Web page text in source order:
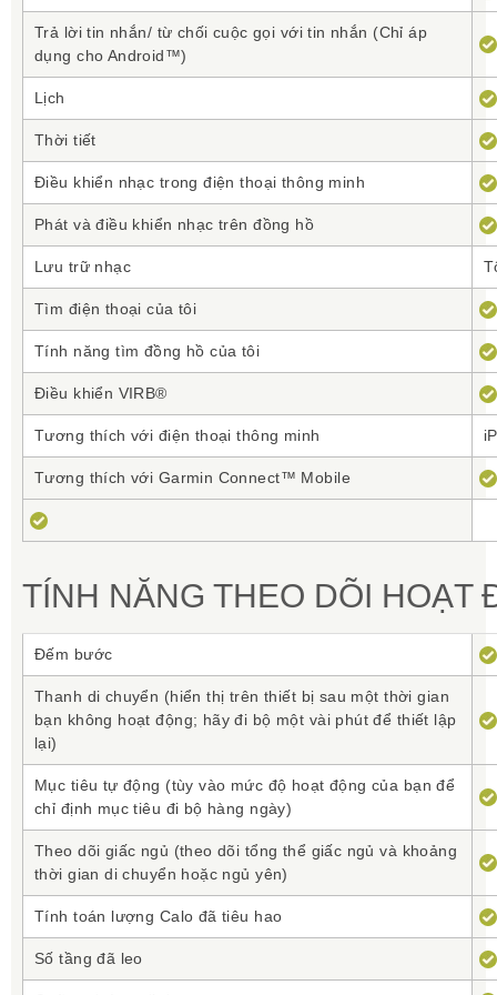
Nhịp Tim Đo Trên Cổ Tay
Trên cổ tay của bạn, công nghệ¹ nhịp tim của Elevate™ cho
phép bạn theo dõi nhịp tim mà không phải đeo trên ngực.
Ngoài việc đếm các bước và theo dõi giấc ngủ, đồng hồ sử
dụng nhịp tim để cung cấp lượng thông tin đốt cháy calo
và định lượng cường độ hoạt động thể dục của bạn. Nó
cũng đo sự thay đổi nhịp tim của bạn để tính điểm số căng
thẳng giúp bạn đánh giá mức độ hoạt động mà cơ thể bạn
đã sẵn sàng.
Một ít âm nhạc du lịch
Bây giờ với fēnix 5X Plus, bạn có thể thưởng thức các bài
hát không cần có điện thoại khi di chuyển, với tối đa 500
dàng để tải nhạc và sắp xếp các mục yêu thích của bạn để
bạn có thể thưởng thức chúng mọi lúc, mọi nơi thông qua
tai nghe Bluetooth kết nối không dây² (bán riêng). Bạn
thậm chí có thể đồng bộ hóa danh sách phát được tạo thủ
công cẩn thận từ dịch vụ nhạc trực tuyến được lựa chọn5
cho đồng hồ của bạn để nghe không có quảng cáo. Vì vậy,
hãy để lại điện thoại của bạn khi bạn đi ra ngoài để chạy
hoặc đạp xe, bởi vì âm nhạc duy trì sự di chuyển đúng của
bạn ở ngay trên cổ tay bạn.
Giữ Kết Nối Thông Minh
Trả lời tin nhắn/ từ chối cuộc gọi với tin nhắn (Chỉ áp
dụng cho Android™)
Lịch
Thời tiết
Điều khiển nhạc trong điện thoại thông minh
Phát và điều khiển nhạc trên đồng hồ
Lưu trữ nhạc
Tìm điện thoại của tôi
Tính năng tìm đồng hồ của tôi
Điều khiển VIRB®
Tương thích với điện thoại thông minh
Tương thích với Garmin Connect™ Mobile
TÍNH NĂNG THEO DÕI HOẠT
Đếm bước
Thanh di chuyển (hiển thị trên thiết bị sau một thời gian
bạn không hoạt động; hãy đi bộ một vài phút để thiết lập
lại)
Mục tiêu tự động (tùy vào mức độ hoạt động của bạn để
chỉ định mục tiêu đi bộ hàng ngày)
Theo dõi giấc ngủ (theo dõi tổng thể giấc ngủ và khoảng
thời gian di chuyển hoặc ngủ yên)
Tính toán lượng Calo đã tiêu hao
Số tầng đã leo